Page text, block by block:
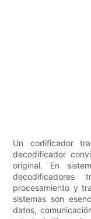
Un codificador
decodificador
original. En
decodificadores
procesamiento y
sistemas son
datos,